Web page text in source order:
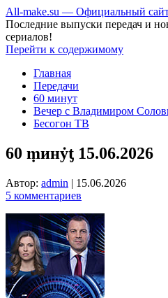
All-make.su — Официальный
Последние выпуски передач и
сериалов!
Перейти к содержимому
Главная
Передачи
60 минут
Вечер с Владимиром
Бесогон ТВ
60 ṃинẏƫ 15.06.2026
Автор: admin | 15.06.2026
5 комментариев